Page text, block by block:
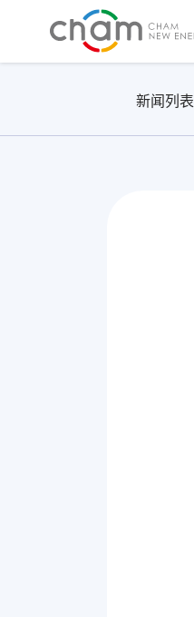
新闻列表